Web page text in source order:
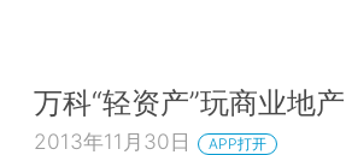
万科“轻资产”玩商业地产
2013年11月30日 APP打开